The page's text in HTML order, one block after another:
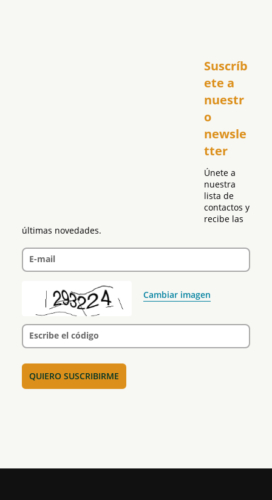
Suscríb
ete a
nuestr
o
newsle
tter
Únete a
nuestra
lista de
contactos y
recibe las
últimas novedades.
E-mail
Cambiar imagen
Escribe el código